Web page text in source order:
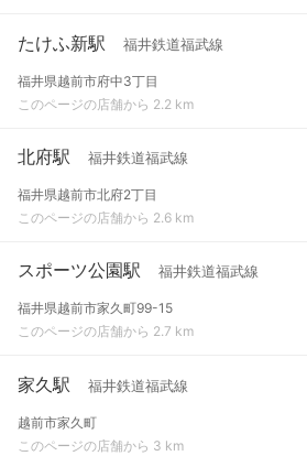
たけふ新駅 福井鉄道福武線
福井県越前市府中3丁目
このページの店舗から 2.2 km
北府駅 福井鉄道福武線
福井県越前市北府2丁目
このページの店舗から 2.6 km
スポーツ公園駅 福井鉄道福武線
福井県越前市家久町99-15
このページの店舗から 2.7 km
家久駅 福井鉄道福武線
越前市家久町
このページの店舗から 3 km